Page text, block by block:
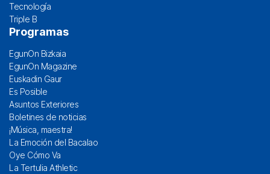
Tecnología
Triple B
Programas
EgunOn Bizkaia
EgunOn Magazine
Euskadin Gaur
Es Posible
Asuntos Exteriores
Boletines de noticias
¡Música, maestra!
La Emoción del Bacalao
Oye Cómo Va
La Tertulia Athletic